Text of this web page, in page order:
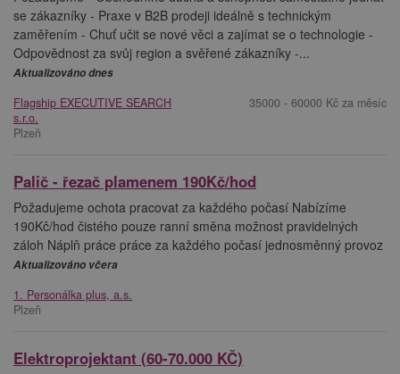
se zákazníky - Praxe v B2B prodeji ideálně s technickým
zaměřením - Chuť učit se nové věci a zajímat se o technologie -
Odpovědnost za svůj region a svěřené zákazníky -...
Aktualizováno dnes
Flagship EXECUTIVE SEARCH
s.r.o.
Plzeň
35000 - 60000 Kč za měsíc
Palič - řezač plamenem 190Kč/hod
Požadujeme ochota pracovat za každého počasí Nabízíme
190Kč/hod čistého pouze ranní směna možnost pravidelných
záloh Náplň práce práce za každého počasí jednosměnný provoz
Aktualizováno včera
1. Personálka plus, a.s.
Plzeň
Elektroprojektant (60-70.000 KČ)